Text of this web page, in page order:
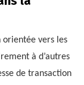
orientée vers les
à d’autres
de transaction